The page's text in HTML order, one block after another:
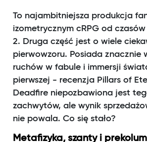
To najambitniejsza produkcja
izometrycznym cRPG od czasów
2. Druga część jest o wiele
pierwowzoru. Posiada znacznie
ruchów w fabule i immersji
pierwszej - recenzja Pillars of
Deadfire niepozbawiona jest
zachwytów, ale wynik
nie powala. Co się stało?
Metafizyka, szanty i